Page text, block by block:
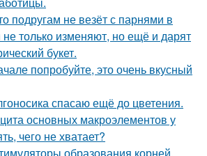
подругам не везёт с парнями в
только изменяют, но ещё и дарят
букет.
попробуйте, это очень вкусный
спасаю ещё до цветения.
основных макроэлементов у
чего не хватает?